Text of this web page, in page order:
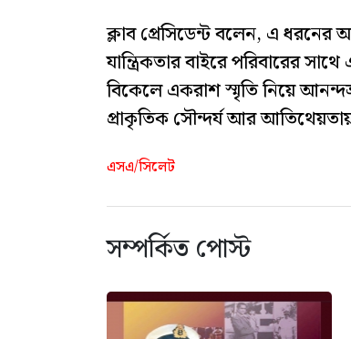
ক্লাব প্রেসিডেন্ট বলেন, এ ধরনের
যান্ত্রিকতার বাইরে পরিবারের
বিকেলে একরাশ স্মৃতি নিয়ে
প্রাকৃতিক সৌন্দর্য আর
এসএ/সিলেট
সম্পর্কিত পোস্ট